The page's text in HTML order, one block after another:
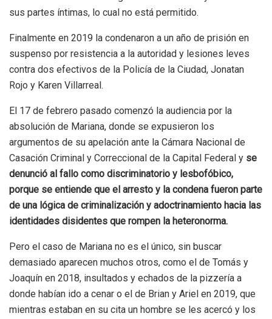
sus partes íntimas, lo cual no está permitido.
Finalmente en 2019 la condenaron a un año de prisión en
suspenso por resistencia a la autoridad y lesiones leves
contra dos efectivos de la Policía de la Ciudad, Jonatan
Rojo y Karen Villarreal.
El 17 de febrero pasado comenzó la audiencia por la
absolución de Mariana, donde se expusieron los
argumentos de su apelación ante la Cámara Nacional de
Casación Criminal y Correccional de la Capital Federal y se
denunció al fallo como discriminatorio y lesbofóbico,
porque se entiende que el arresto y la condena fueron parte
de una lógica de criminalización y adoctrinamiento hacia las
identidades disidentes que rompen la heteronorma.
Pero el caso de Mariana no es el único, sin buscar
demasiado aparecen muchos otros, como el de Tomás y
Joaquín en 2018, insultados y echados de la pizzería a
donde habían ido a cenar o el de Brian y Ariel en 2019, que
mientras estaban en su cita un hombre se les acercó y los